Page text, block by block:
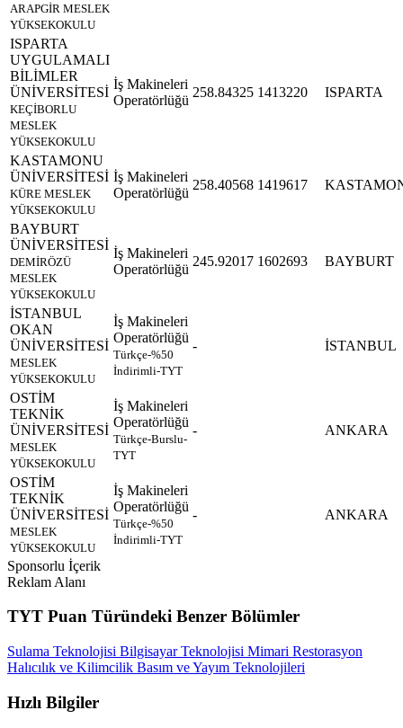
ARAPGİR MESLEK
YÜKSEKOKULU
ISPARTA
UYGULAMALI
BİLİMLER
ÜNİVERSİTESİ
KEÇİBORLU
MESLEK
YÜKSEKOKULU
İş Makineleri
Operatörlüğü
258.84325 1413220 ISPARTA
KASTAMONU
ÜNİVERSİTESİ
KÜRE MESLEK
YÜKSEKOKULU
İş Makineleri
Operatörlüğü
258.40568 1419617
BAYBURT
ÜNİVERSİTESİ
DEMİRÖZÜ
MESLEK
YÜKSEKOKULU
İş Makineleri
Operatörlüğü
245.92017 1602693 BAYBURT
İSTANBUL
OKAN
ÜNİVERSİTESİ
MESLEK
YÜKSEKOKULU
İş Makineleri
Operatörlüğü
Türkçe-%50
İndirimli-TYT
- İSTANBUL
OSTİM
TEKNİK
ÜNİVERSİTESİ
MESLEK
YÜKSEKOKULU
İş Makineleri
Operatörlüğü
Türkçe-Burslu-
TYT
- ANKARA
OSTİM
TEKNİK
ÜNİVERSİTESİ
MESLEK
YÜKSEKOKULU
İş Makineleri
Operatörlüğü
Türkçe-%50
İndirimli-TYT
- ANKARA
Sponsorlu İçerik
Reklam Alanı
TYT Puan Türündeki Benzer Bölümler
Sulama Teknolojisi Bilgisayar Teknolojisi Mimari Restorasyon
Halıcılık ve Kilimcilik Basım ve Yayım Teknolojileri
Hızlı Bilgiler